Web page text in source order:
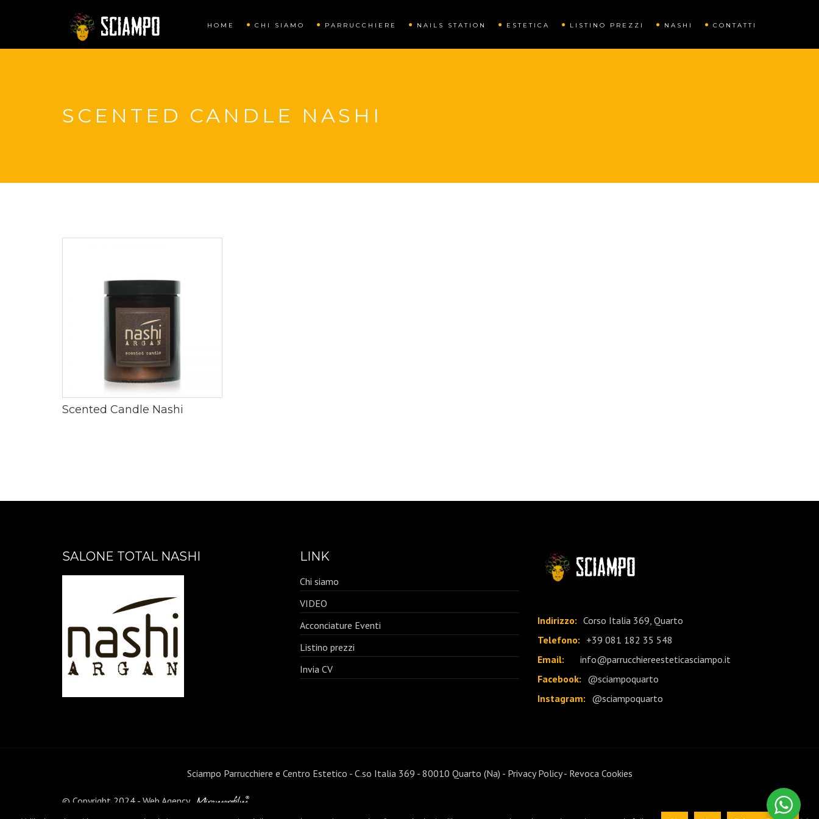
HOME CHI SIAMO PARRUCCHIERE NAILS STATION ESTETICA LISTINO PREZZI NASHI CONTATTI
SCENTED CANDLE NASHI
Scented Candle Nashi
SALONE TOTAL NASHI LINK
Chi siamo
VIDEO
Acconciature Eventi
Listino prezzi
Invia CV
Indirizzo: Corso Italia 369, Quarto
Telefono: +39 081 182 35 548
Email:
info@parrucchiereesteticasciampo.it
Facebook: @sciampoquarto
Instagram: @sciampoquarto
Sciampo Parrucchiere e Centro Estetico - C.so Italia 369 - 80010 Quarto (Na) - Privacy Policy- Revoca Cookies
© Copyright 2024 - Web Agency